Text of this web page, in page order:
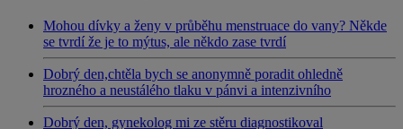
Mohou dívky a ženy v průběhu menstruace do vany? Někde
se tvrdí že je to mýtus, ale někdo zase tvrdí
Dobrý den,chtěla bych se anonymně poradit ohledně
hrozného a neustálého tlaku v pánvi a intenzivního
Dobrý den, gynekolog mi ze stěru diagnostikoval